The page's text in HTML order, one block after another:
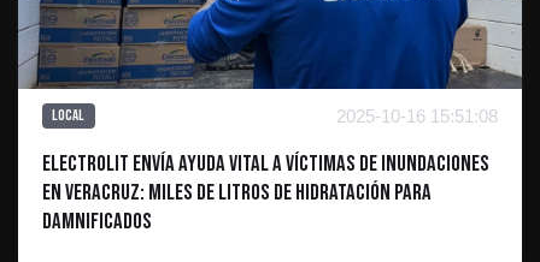
Local 2025-10-16 15:51:08
Electrolit Envía Ayuda Vital a Víctimas de Inundaciones
en Veracruz: Miles de Litros de Hidratación para
Damnificados